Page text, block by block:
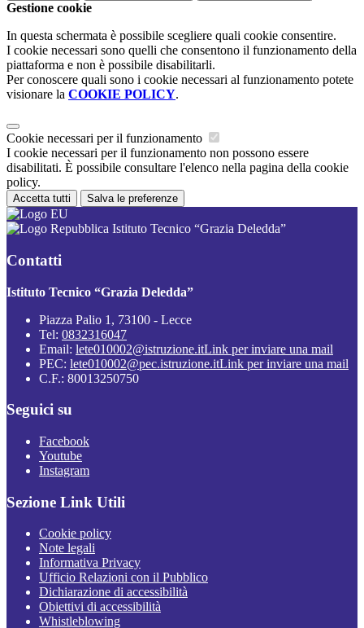
Gestione cookie
In questa schermata è possibile scegliere quali cookie consentire.
I cookie necessari sono quelli che consentono il funzionamento della
piattaforma e non è possibile disabilitarli.
Per conoscere quali sono i cookie necessari al funzionamento potete
visionare la COOKIE POLICY.
Cookie necessari per il funzionamento
I cookie necessari per il funzionamento non possono essere
disabilitati. È possibile consultare l'elenco nella pagina della cookie
policy.
Accetta tutti Salva le preferenze
Istituto Tecnico “Grazia Deledda”
Contatti
Istituto Tecnico “Grazia Deledda”
Piazza Palio 1, 73100 - Lecce
Tel: 0832316047
Email: lete010002@istruzione.itLink per inviare una mail
PEC: lete010002@pec.istruzione.itLink per inviare una mail
C.F.: 80013250750
Seguici su
Facebook
Youtube
Instagram
Sezione Link Utili
Cookie policy
Note legali
Informativa Privacy
Ufficio Relazioni con il Pubblico
Dichiarazione di accessibilità
Obiettivi di accessibilità
Whistleblowing